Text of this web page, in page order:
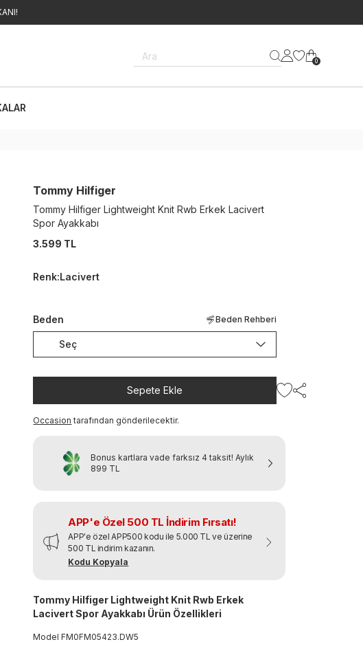
Ara 0
Tommy Hilfiger
Tommy Hilfiger Lightweight Knit Rwb Erkek Lacivert
Spor Ayakkabı
3.599 TL
Renk:Lacivert
Beden Beden Rehberi
Seç
Sepete Ekle
Occasion tarafından gönderilecektir.
Bonus kartlara vade farksız 4 taksit! Aylık
899 TL
APP'e Özel 500 TL İndirim Fırsatı!
APP'e özel APP500 kodu ile 5.000 TL ve üzerine
500 TL indirim kazanın.
Kodu Kopyala
Tommy Hilfiger Lightweight Knit Rwb Erkek
Lacivert Spor Ayakkabı Ürün Özellikleri
ModelFM0FM05423.DW5